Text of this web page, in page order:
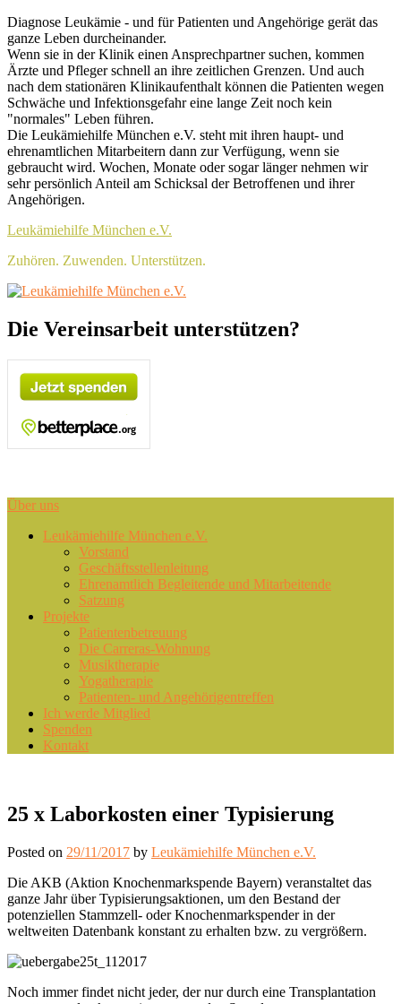
Skip
to
content
Header
Top
Sidebar
Widget
Area
Diagnose Leukämie - und für Patienten und Angehörige gerät das
ganze Leben durcheinander.
Wenn sie in der Klinik einen Ansprechpartner suchen, kommen
Ärzte und Pfleger schnell an ihre zeitlichen Grenzen. Und auch
nach dem stationären Klinikaufenthalt können die Patienten wegen
Schwäche und Infektionsgefahr eine lange Zeit noch kein
"normales" Leben führen.
Die Leukämiehilfe München e.V. steht mit ihren haupt- und
ehrenamtlichen Mitarbeitern dann zur Verfügung, wenn sie
gebraucht wird. Wochen, Monate oder sogar länger nehmen wir
sehr persönlich Anteil am Schicksal der Betroffenen und ihrer
Angehörigen.
Leukämiehilfe München e.V.
Zuhören. Zuwenden. Unterstützen.
Header
Sidebar
Widget
Area
Die Vereinsarbeit unterstützen?
Über uns
PrimaryLeukämiehilfe München e.V.
Vorstand
Geschäftsstellenleitung
Ehrenamtlich Begleitende und Mitarbeitende
Satzung
Projekte
Patientenbetreuung
Die Carreras-Wohnung
Musiktherapie
Yogatherapie
Patienten- und Angehörigentreffen
Ich werde Mitglied
Spenden
Kontakt
25 x Laborkosten einer Typisierung
Posted on 29/11/2017 by Leukämiehilfe München e.V.
Die AKB (Aktion Knochenmarkspende Bayern) veranstaltet das
ganze Jahr über Typisierungsaktionen, um den Bestand der
potenziellen Stammzell- oder Knochenmarkspender in der
weltweiten Datenbank konstant zu erhalten bzw. zu vergrößern.
Noch immer findet nicht jeder, der nur durch eine Transplantation